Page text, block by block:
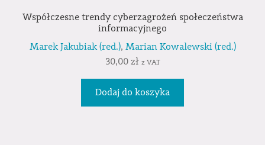
Współczesne trendy cyberzagrożeń społeczeństwa
informacyjnego
Marek Jakubiak (red.), Marian Kowalewski (red.)
30,00 zł z VAT
Dodaj do koszyka